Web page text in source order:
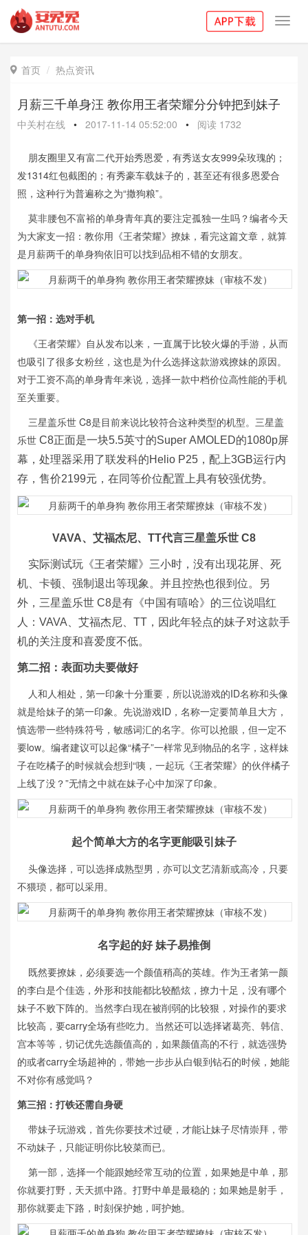
 首页 热点资讯
月薪三千单身汪 教你用王者荣耀分分钟把到妹子
中关村在线 • 2017-11-14 05:52:00 • 阅读 1732
朋友圈里又有富二代开始秀恩爱，有秀送女友999朵玫瑰的；
发1314红包截图的；有秀豪车载妹子的，甚至还有很多恩爱合
照，这种行为普遍称之为“撒狗粮”。
莫非腰包不富裕的单身青年真的要注定孤独一生吗？编者今天
为大家支一招：教你用《王者荣耀》撩妹，看完这篇文章，就算
是月薪两千的单身狗依旧可以找到品相不错的女朋友。
第一招：选对手机
《王者荣耀》自从发布以来，一直属于比较火爆的手游，从而
也吸引了很多女粉丝，这也是为什么选择这款游戏撩妹的原因。
对于工资不高的单身青年来说，选择一款中档价位高性能的手机
至关重要。
三星盖乐世 C8是目前来说比较符合这种类型的机型。三星盖
乐世 C8正面是一块5.5英寸的Super AMOLED的1080p屏
幕，处理器采用了联发科的Helio P25，配上3GB运行内
存，售价2199元，在同等价位配置上具有较强优势。
VAVA、艾福杰尼、TT代言三星盖乐世 C8
实际测试玩《王者荣耀》三小时，没有出现花屏、死
机、卡顿、强制退出等现象。并且控热也很到位。另
外，三星盖乐世 C8是有《中国有嘻哈》的三位说唱红
人：VAVA、艾福杰尼、TT，因此年轻点的妹子对这款手
机的关注度和喜爱度不低。
第二招：表面功夫要做好
人和人相处，第一印象十分重要，所以说游戏的ID名称和头像
就是给妹子的第一印象。先说游戏ID，名称一定要简单且大方，
慎选带一些特殊符号，敏感词汇的名字。你可以抢眼，但一定不
要low。编者建议可以起像“橘子”一样常见到物品的名字，这样妹
子在吃橘子的时候就会想到“咦，一起玩《王者荣耀》的伙伴橘子
上线了没？”无情之中就在妹子心中加深了印象。
起个简单大方的名字更能吸引妹子
头像选择，可以选择成熟型男，亦可以文艺清新或高冷，只要
不猥琐，都可以采用。
名字起的好 妹子易推倒
既然要撩妹，必须要选一个颜值稍高的英雄。作为王者第一颜
的李白是个佳选，外形和技能都比较酷炫，撩力十足，没有哪个
妹子不败下阵的。当然李白现在被削弱的比较狠，对操作的要求
比较高，要carry全场有些吃力。当然还可以选择诸葛亮、韩信、
宫本等等，切记优先选颜值高的，如果颜值高的不行，就选强势
的或者carry全场超神的，带她一步步从白银到钻石的时候，她能
不对你有感觉吗？
第三招：打铁还需自身硬
带妹子玩游戏，首先你要技术过硬，才能让妹子尽情崇拜，带
不动妹子，只能证明你比较菜而已。
第一部，选择一个能跟她经常互动的位置，如果她是中单，那
你就要打野，天天抓中路。打野中单是最稳的；如果她是射手，
那你就要走下路，时刻保护她，呵护她。